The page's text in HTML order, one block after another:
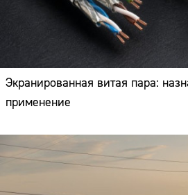
Экранированная витая пара:
применение